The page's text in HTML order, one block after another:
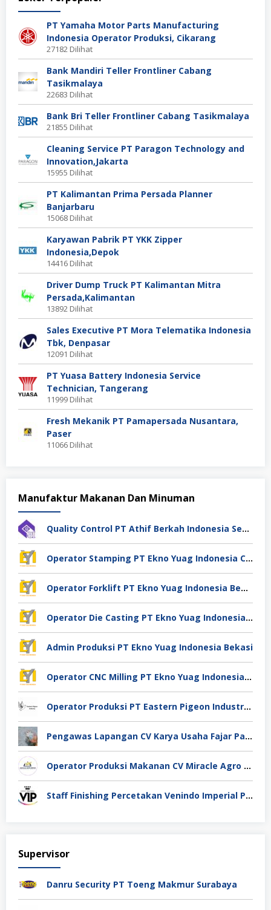
PT Yamaha Motor Parts Manufacturing
Indonesia Operator Produksi, Cikarang
27182 Dilihat
Bank Mandiri Teller Frontliner Cabang
Tasikmalaya
22683 Dilihat
Bank Bri Teller Frontliner Cabang Tasikmalaya
21855 Dilihat
Cleaning Service PT Paragon Technology and
Innovation,Jakarta
15955 Dilihat
PT Kalimantan Prima Persada Planner
Banjarbaru
15068 Dilihat
Karyawan Pabrik PT YKK Zipper
Indonesia,Depok
14416 Dilihat
Driver Dump Truck PT Kalimantan Mitra
Persada,Kalimantan
13892 Dilihat
Sales Executive PT Mora Telematika Indonesia
Tbk, Denpasar
12091 Dilihat
PT Yuasa Battery Indonesia Service
Technician, Tangerang
11999 Dilihat
Fresh Mekanik PT Pamapersada Nusantara,
Paser
11066 Dilihat
Manufaktur Makanan Dan Minuman
Quality Control PT Athif Berkah Indonesia Semarang
Operator Stamping PT Ekno Yuag Indonesia Cikarang
Operator Forklift PT Ekno Yuag Indonesia Bekasi
Operator Die Casting PT Ekno Yuag Indonesia Bekasi
Admin Produksi PT Ekno Yuag Indonesia Bekasi
Operator CNC Milling PT Ekno Yuag Indonesia Bekasi
Operator Produksi PT Eastern Pigeon Industry Deli Serdang
Pengawas Lapangan CV Karya Usaha Fajar Pasuruan
Operator Produksi Makanan CV Miracle Agro Spices Sidoarjo
Staff Finishing Percetakan Venindo Imperial Perkasa Bandung Kota
Supervisor
Danru Security PT Toeng Makmur Surabaya